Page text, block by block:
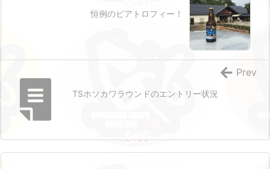
恒例のビアトロフィー！
TSホソカワラウンドのエントリー状況
Prev